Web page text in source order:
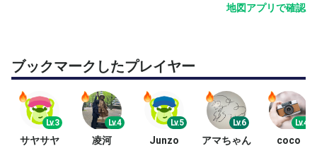
② ショートバックハンドしばり［2球］
→ バックハンドの再現性と安定感強化
③ ロングバックハンドしばり［2球］
→ 深さ・回転・ラリー耐久力を強化
地図アプリで確認
ブックマークしたプレイヤー
Lv.3
サヤサヤ
Lv.4
凌河
Lv.5
Junzo
Lv.6
アマちゃん
Lv.4
coco